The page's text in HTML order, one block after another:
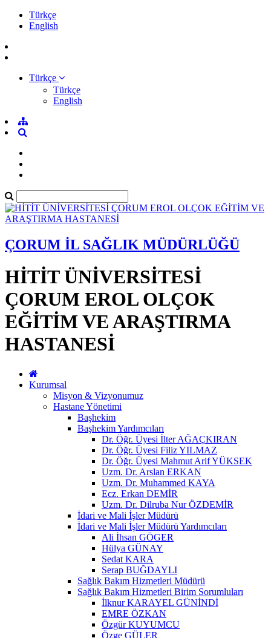
Türkçe
English
Türkçe
Türkçe
English
ÇORUM İL SAĞLIK MÜDÜRLÜĞÜ
HİTİT ÜNİVERSİTESİ
ÇORUM EROL OLÇOK
EĞİTİM VE ARAŞTIRMA
HASTANESİ
Kurumsal
Misyon & Vizyonumuz
Hastane Yönetimi
Başhekim
Başhekim Yardımcıları
Dr. Öğr. Üyesi İlter AĞAÇKIRAN
Dr. Öğr. Üyesi Filiz YILMAZ
Dr. Öğr. Üyesi Mahmut Arif YÜKSEK
Uzm. Dr. Arslan ERKAN
Uzm. Dr. Muhammed KAYA
Ecz. Erkan DEMİR
Uzm. Dr. Dilruba Nur ÖZDEMİR
İdari ve Mali İşler Müdürü
İdari ve Mali İşler Müdürü Yardımcıları
Ali İhsan GÖGER
Hülya GÜNAY
Sedat KARA
Serap BUĞDAYLI
Sağlık Bakım Hizmetleri Müdürü
Sağlık Bakım Hizmetleri Birim Sorumluları
İlknur KARAYEL GÜNİNDİ
EMRE ÖZKAN
Özgür KUYUMCU
Özge GÜLER